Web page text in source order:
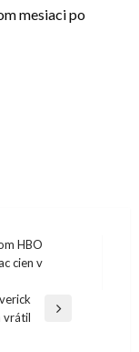
mesiaci po
HBO
cien v
vrátil